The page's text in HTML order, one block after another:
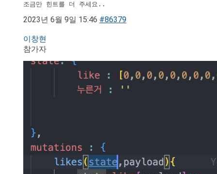
조금만 힌트를 더 주세요..
2023년 6월 9일 15:46 #86379
이창현
참가자